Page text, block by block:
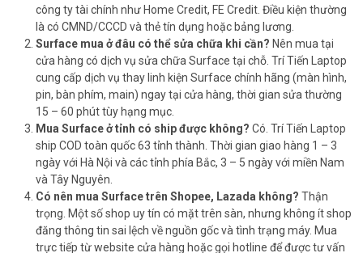
công ty tài chính như Home Credit, FE Credit. Điều kiện thường
là có CMND/CCCD và thẻ tín dụng hoặc bảng lương.
Surface mua ở đâu có thể sửa chữa khi cần? Nên mua tại
cửa hàng có dịch vụ sửa chữa Surface tại chỗ. Trí Tiến Laptop
cung cấp dịch vụ thay linh kiện Surface chính hãng (màn hình,
pin, bàn phím, main) ngay tại cửa hàng, thời gian sửa thường
15 – 60 phút tùy hạng mục.
Mua Surface ở tỉnh có ship được không? Có. Trí Tiến Laptop
ship COD toàn quốc 63 tỉnh thành. Thời gian giao hàng 1 – 3
ngày với Hà Nội và các tỉnh phía Bắc, 3 – 5 ngày với miền Nam
và Tây Nguyên.
Có nên mua Surface trên Shopee, Lazada không? Thận
trọng. Một số shop uy tín có mặt trên sàn, nhưng không ít shop
đăng thông tin sai lệch về nguồn gốc và tình trạng máy. Mua
trực tiếp từ website cửa hàng hoặc gọi hotline để được tư vấn